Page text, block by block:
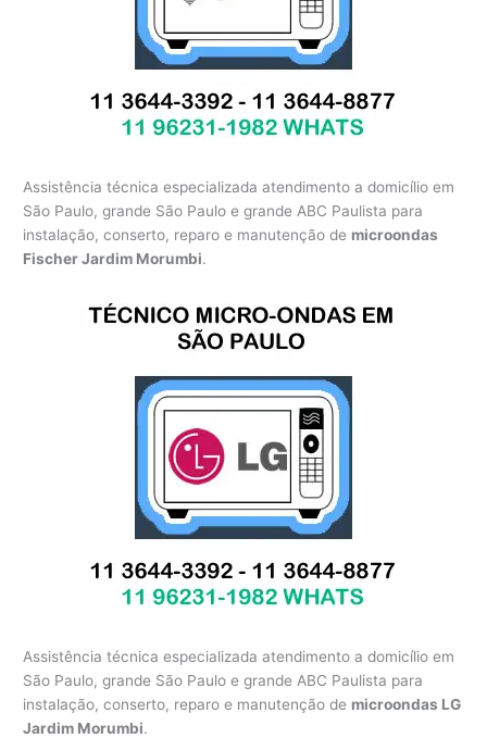
Assistência técnica especializada atendimento a domicílio em
São Paulo, grande São Paulo e grande ABC Paulista para
instalação, conserto, reparo e manutenção de microondas
Fischer Jardim Morumbi.
Assistência técnica especializada atendimento a domicílio em
São Paulo, grande São Paulo e grande ABC Paulista para
instalação, conserto, reparo e manutenção de microondas LG
Jardim Morumbi.